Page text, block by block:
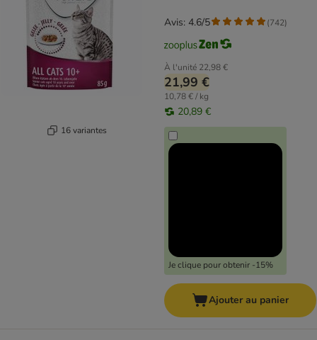
16 variantes
À l'unité 22,98 €
21,99 €
10,78 € / kg
20,89 €
Je clique pour obtenir -15%
Avis: 4.6/5 (742)
Ajouter au panier